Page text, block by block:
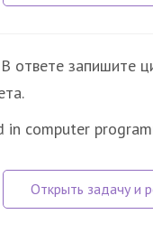
ответе запишите
in computer